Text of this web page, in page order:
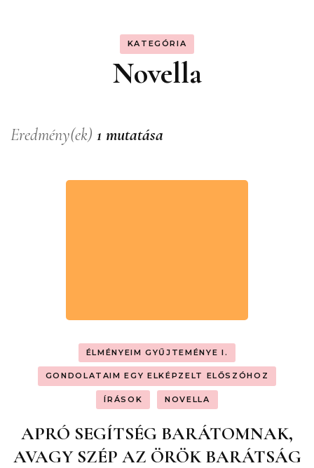
KATEGÓRIA
Novella
Eredmény(ek) 1 mutatása
ÉLMÉNYEIM GYŰJTEMÉNYE I.
GONDOLATAIM EGY ELKÉPZELT ELŐSZÓHOZ
ÍRÁSOK NOVELLA
APRÓ SEGÍTSÉG BARÁTOMNAK,
AVAGY SZÉP AZ ÖRÖK BARÁTSÁG